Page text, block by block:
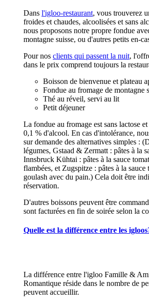
Dans l'igloo-restaurant, vous trouverez
froides et chaudes, alcoolisées et sans
nous proposons notre propre fondue
montagne suisse, ou d'autres petits en-
Pour nos clients qui passent la nuit,
dans le prix comprend toujours la
Boisson de bienvenue et plateau
Fondue au fromage de montagne
Thé au réveil, servi au lit
Petit déjeuner
La fondue au fromage est sans lactose
0,1 % d'alcool. En cas d'intolérance,
sur demande des alternatives simples :
légumes, Gstaad & Zermatt : pâtes à la
Innsbruck Kühtai : pâtes à la sauce
flambées, et Zugspitze : pâtes à la sauce
goulash avec du pain.) Cela doit être
réservation.
D'autres boissons peuvent être
sont facturées en fin de soirée selon la
Quelle est la différence entre les
La différence entre l'igloo Famille &
Romantique réside dans le nombre de
peuvent accueillir.